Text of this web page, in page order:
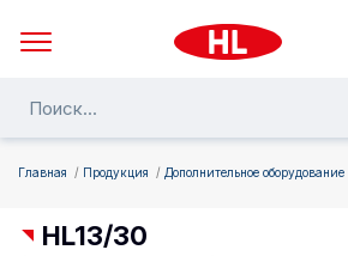
Главная Продукция Дополнительное оборудование
HL13/30